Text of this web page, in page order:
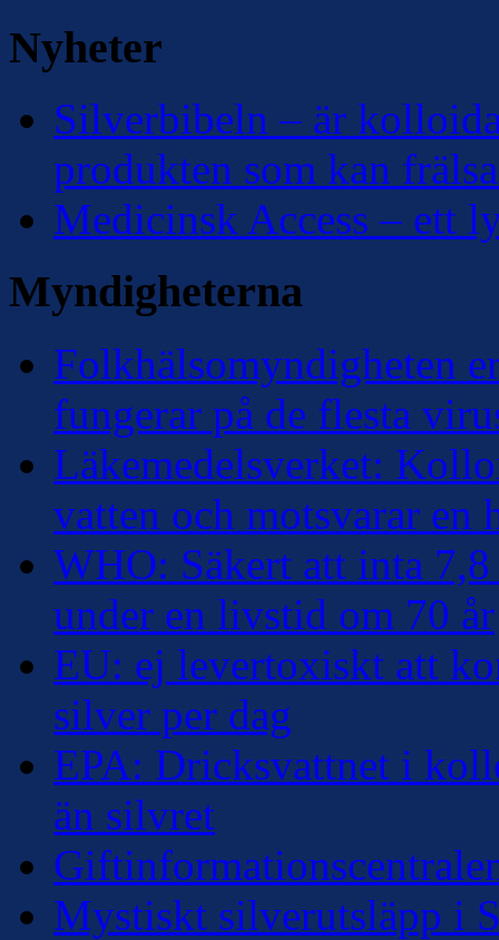
Nyheter
Silverbibeln – är
produkten som kan
Medicinsk Access – ett
Myndigheterna
Folkhälsomyndigheten
fungerar på de flesta
Läkemedelsverket:
vatten och motsvarar en
WHO: Säkert att inta
under en livstid om 70 år
EU: ej levertoxiskt att
silver per dag
EPA: Dricksvattnet i
än silvret
Mystiskt silverutsläpp i